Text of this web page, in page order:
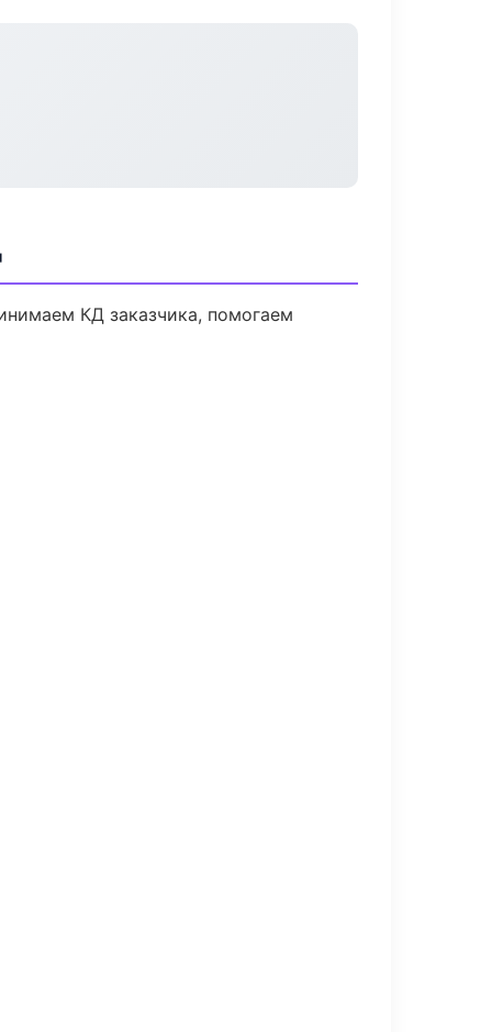
КД заказчика, помогаем